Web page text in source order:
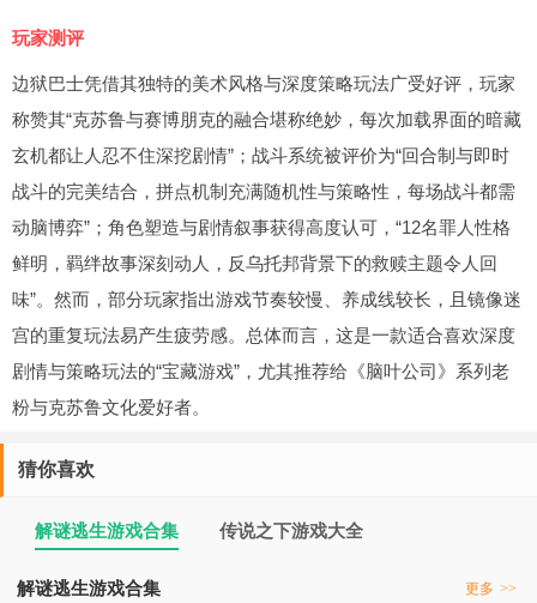
玩家测评
边狱巴士凭借其独特的美术风格与深度策略玩法广受好评，玩家
称赞其“克苏鲁与赛博朋克的融合堪称绝妙，每次加载界面的暗藏
玄机都让人忍不住深挖剧情”；战斗系统被评价为“回合制与即时
战斗的完美结合，拼点机制充满随机性与策略性，每场战斗都需
动脑博弈”；角色塑造与剧情叙事获得高度认可，“12名罪人性格
鲜明，羁绊故事深刻动人，反乌托邦背景下的救赎主题令人回
味”。然而，部分玩家指出游戏节奏较慢、养成线较长，且镜像迷
宫的重复玩法易产生疲劳感。总体而言，这是一款适合喜欢深度
剧情与策略玩法的“宝藏游戏”，尤其推荐给《脑叶公司》系列老
粉与克苏鲁文化爱好者。
猜你喜欢
解谜逃生游戏合集 传说之下游戏大全
解谜逃生游戏合集 更多 >>